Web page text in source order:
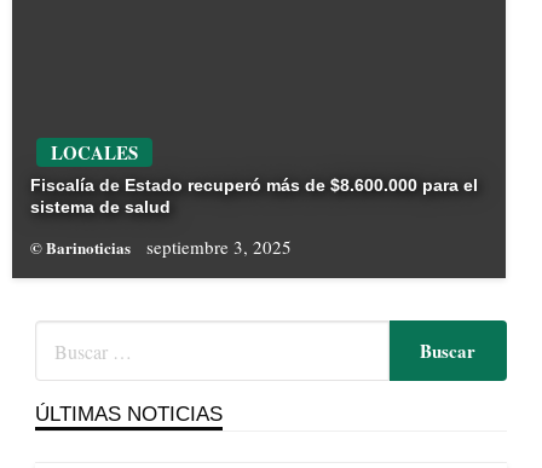
LOCALES
Fiscalía de Estado recuperó más de $8.600.000 para el
sistema de salud
© Barinoticias septiembre 3, 2025
ÚLTIMAS NOTICIAS